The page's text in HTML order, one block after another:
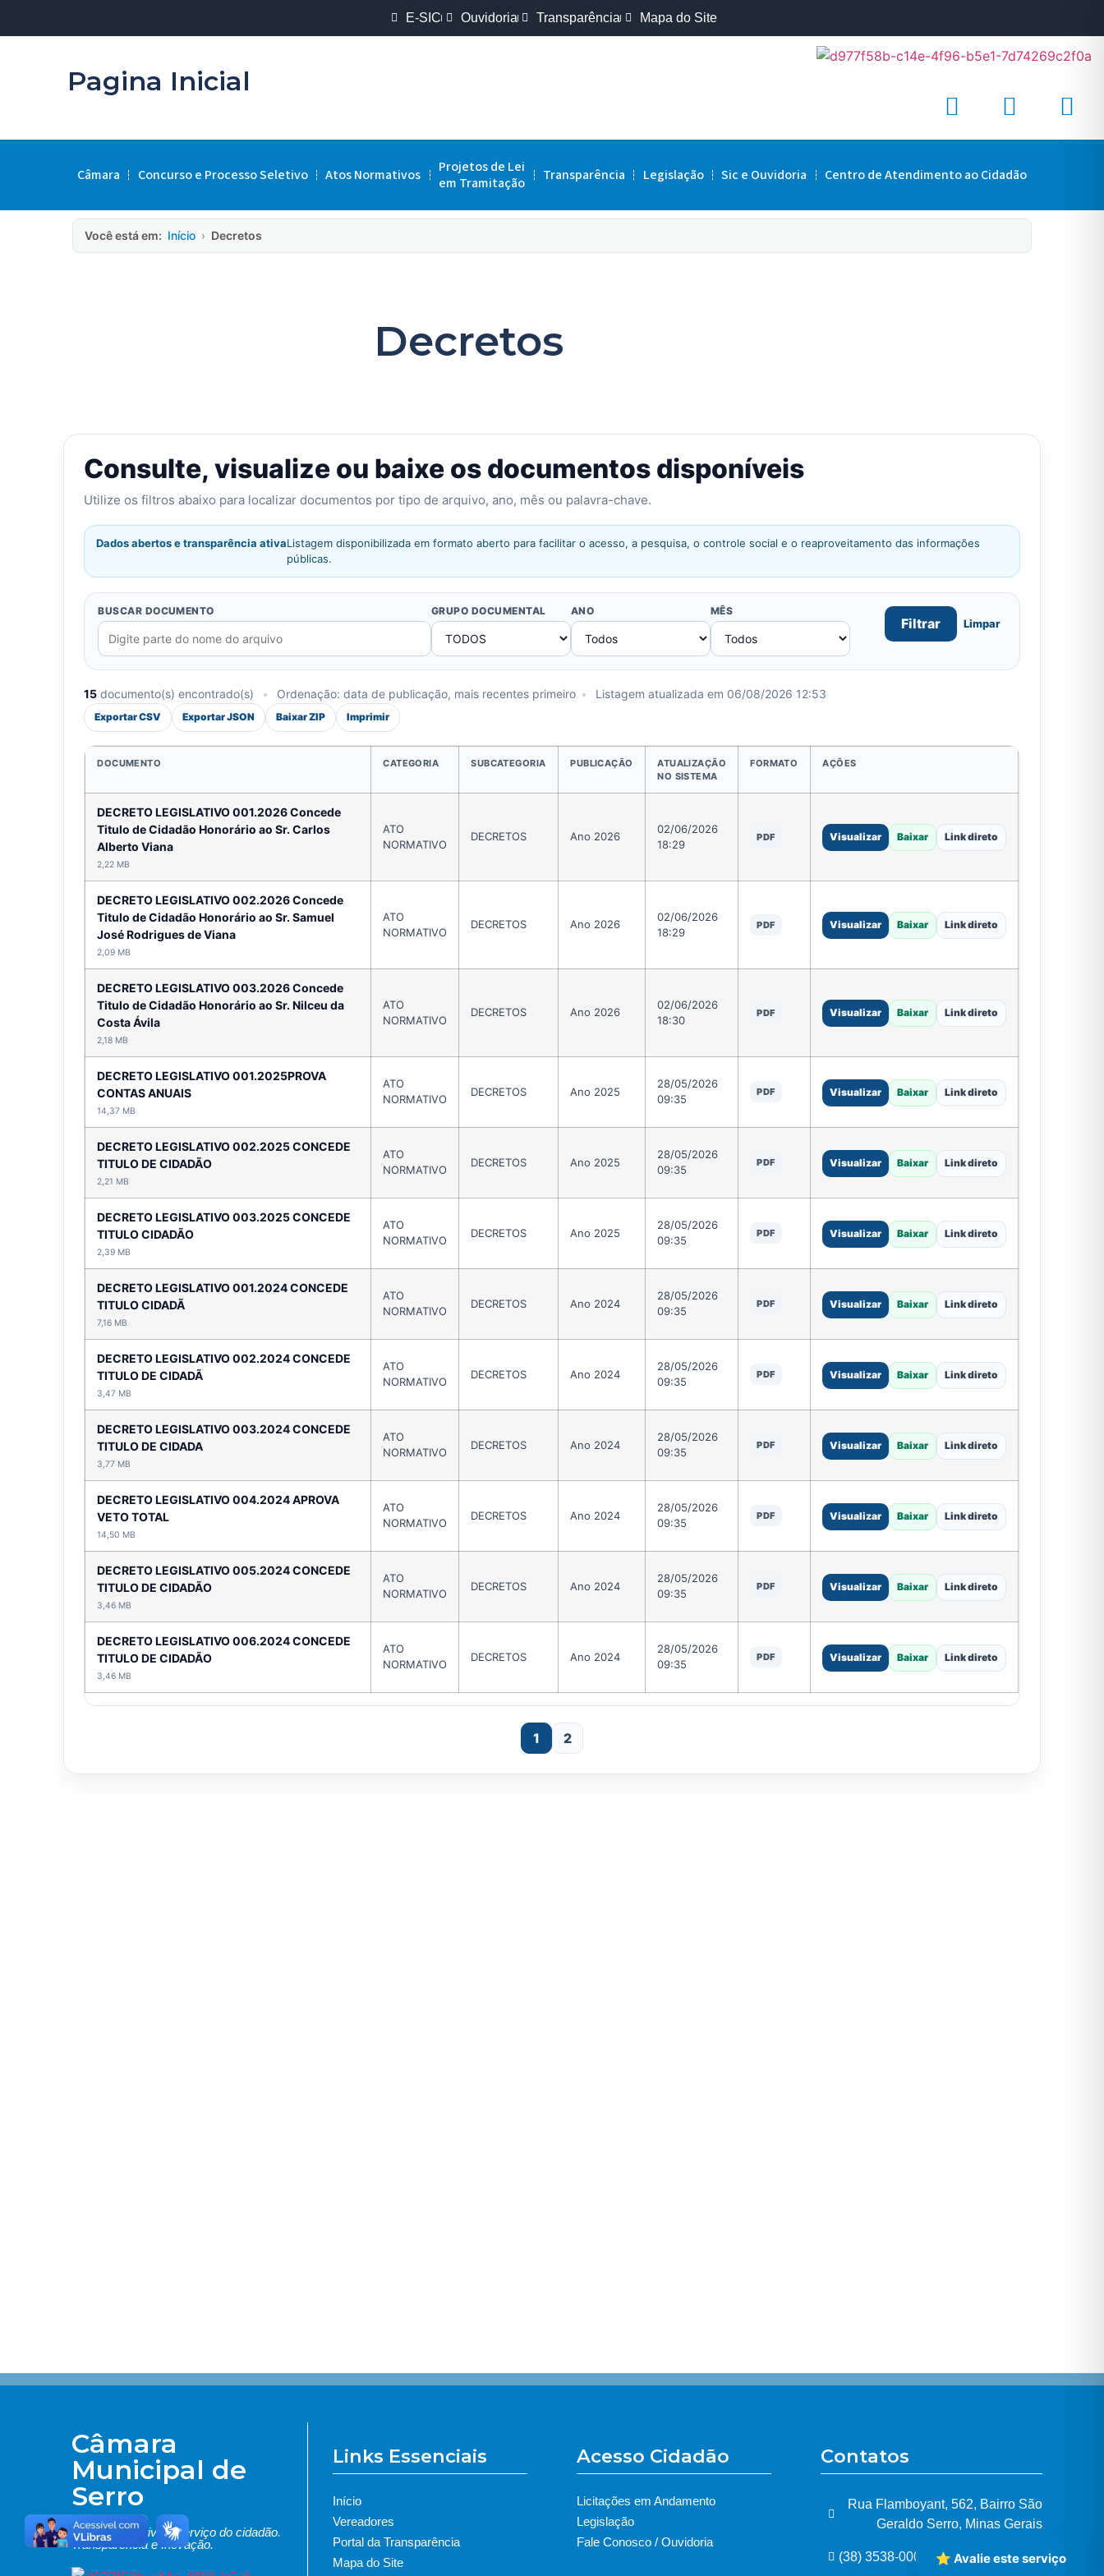
E-SIC Ouvidoria Transparência Mapa do Site
Pagina Inicial
Câmara Concurso e Processo Seletivo Atos Normativos
Projetos de Lei
em Tramitação
Transparência Legislação Sic e Ouvidoria Centro de Atendimento ao Cidadão
Você está em: Início › Decretos
Decretos
Consulte, visualize ou baixe os documentos disponíveis
Utilize os filtros abaixo para localizar documentos por tipo de arquivo, ano, mês ou palavra-chave.
Dados abertos e transparência ativaListagem disponibilizada em formato aberto para facilitar o acesso, a pesquisa, o controle social e o reaproveitamento das informações
públicas.
BUSCAR DOCUMENTO GRUPO DOCUMENTAL ANO MÊS
Filtrar Limpar
15 documento(s) encontrado(s) • Ordenação: data de publicação, mais recentes primeiro • Listagem atualizada em 06/08/2026 12:53
Exportar CSV Exportar JSON Baixar ZIP Imprimir
DOCUMENTO CATEGORIA SUBCATEGORIA PUBLICAÇÃO
ATUALIZAÇÃO
NO SISTEMA
FORMATO AÇÕES
DECRETO LEGISLATIVO 001.2026 Concede
Titulo de Cidadão Honorário ao Sr. Carlos
Alberto Viana
2,22 MB
ATO
NORMATIVO
DECRETOS Ano 2026
02/06/2026
18:29
PDF Visualizar Baixar Link direto
DECRETO LEGISLATIVO 002.2026 Concede
Titulo de Cidadão Honorário ao Sr. Samuel
José Rodrigues de Viana
2,09 MB
ATO
NORMATIVO
DECRETOS Ano 2026
02/06/2026
18:29
PDF Visualizar Baixar Link direto
DECRETO LEGISLATIVO 003.2026 Concede
Titulo de Cidadão Honorário ao Sr. Nilceu da
Costa Ávila
2,18 MB
ATO
NORMATIVO
DECRETOS Ano 2026
02/06/2026
18:30
PDF Visualizar Baixar Link direto
DECRETO LEGISLATIVO 001.2025PROVA
CONTAS ANUAIS
14,37 MB
ATO
NORMATIVO
DECRETOS Ano 2025
28/05/2026
09:35
PDF Visualizar Baixar Link direto
DECRETO LEGISLATIVO 002.2025 CONCEDE
TITULO DE CIDADÃO
2,21 MB
ATO
NORMATIVO
DECRETOS Ano 2025
28/05/2026
09:35
PDF Visualizar Baixar Link direto
DECRETO LEGISLATIVO 003.2025 CONCEDE
TITULO CIDADÃO
2,39 MB
ATO
NORMATIVO
DECRETOS Ano 2025
28/05/2026
09:35
PDF Visualizar Baixar Link direto
DECRETO LEGISLATIVO 001.2024 CONCEDE
TITULO CIDADÃ
7,16 MB
ATO
NORMATIVO
DECRETOS Ano 2024
28/05/2026
09:35
PDF Visualizar Baixar Link direto
DECRETO LEGISLATIVO 002.2024 CONCEDE
TITULO DE CIDADÃ
3,47 MB
ATO
NORMATIVO
DECRETOS Ano 2024
28/05/2026
09:35
PDF Visualizar Baixar Link direto
DECRETO LEGISLATIVO 003.2024 CONCEDE
TITULO DE CIDADA
3,77 MB
ATO
NORMATIVO
DECRETOS Ano 2024
28/05/2026
09:35
PDF Visualizar Baixar Link direto
DECRETO LEGISLATIVO 004.2024 APROVA
VETO TOTAL
14,50 MB
ATO
NORMATIVO
DECRETOS Ano 2024
28/05/2026
09:35
PDF Visualizar Baixar Link direto
DECRETO LEGISLATIVO 005.2024 CONCEDE
TITULO DE CIDADÃO
3,46 MB
ATO
NORMATIVO
DECRETOS Ano 2024
28/05/2026
09:35
PDF Visualizar Baixar Link direto
DECRETO LEGISLATIVO 006.2024 CONCEDE
TITULO DE CIDADÃO
3,46 MB
ATO
NORMATIVO
DECRETOS Ano 2024
28/05/2026
09:35
PDF Visualizar Baixar Link direto
1 2
Câmara
Municipal de
Serro
Poder Legislativo a serviço do cidadão.
Transparência e Inovação.
Links Essenciais
Início
Vereadores
Portal da Transparência
Mapa do Site
Acesso Cidadão
Licitações em Andamento
Legislação
Fale Conosco / Ouvidoria
Contatos
Rua Flamboyant, 562, Bairro São
Geraldo Serro, Minas Gerais
(38) 3538-0005 ⭐ Avalie este serviço